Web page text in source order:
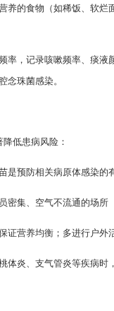
养的食物（如稀饭、软
率，记录咳嗽频率、痰
念珠菌感染。
低患病风险：
是预防相关病原体感染
密集、空气不流通的场
证营养均衡；多进行户外
体炎、支气管炎等疾病